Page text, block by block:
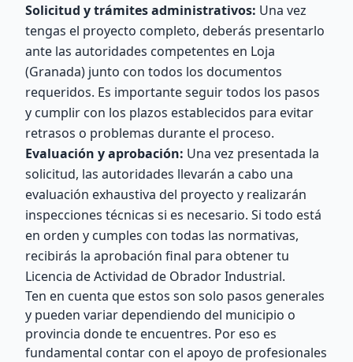
Solicitud y trámites administrativos: Una vez
tengas el proyecto completo, deberás presentarlo
ante las autoridades competentes en Loja
(Granada) junto con todos los documentos
requeridos. Es importante seguir todos los pasos
y cumplir con los plazos establecidos para evitar
retrasos o problemas durante el proceso.
Evaluación y aprobación: Una vez presentada la
solicitud, las autoridades llevarán a cabo una
evaluación exhaustiva del proyecto y realizarán
inspecciones técnicas si es necesario. Si todo está
en orden y cumples con todas las normativas,
recibirás la aprobación final para obtener tu
Licencia de Actividad de Obrador Industrial.
Ten en cuenta que estos son solo pasos generales
y pueden variar dependiendo del municipio o
provincia donde te encuentres. Por eso es
fundamental contar con el apoyo de profesionales